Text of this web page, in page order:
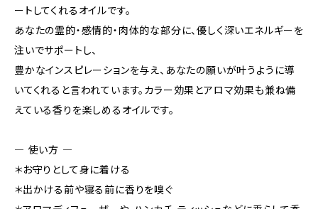
ートしてくれるオイルです。
あなたの霊的・感情的・肉体的な部分に、優しく深いエネルギーを
注いでサポートし、
豊かなインスピレーションを与え、あなたの願いが叶うように導
いてくれると言われています。カラー効果とアロマ効果も兼ね備
えている香りを楽しめるオイルです。
― 使い方 ―
＊お守りとして身に着ける
＊出かける前や寝る前に香りを嗅ぐ